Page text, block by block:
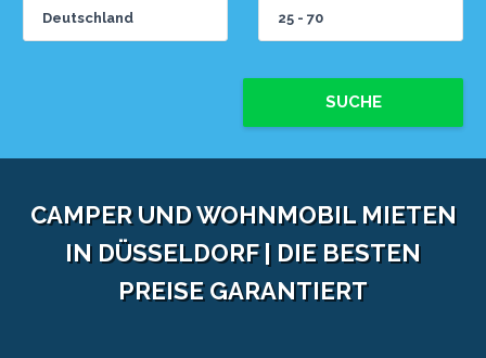
SUCHE
CAMPER UND WOHNMOBIL MIETEN
IN DÜSSELDORF | DIE BESTEN
PREISE GARANTIERT